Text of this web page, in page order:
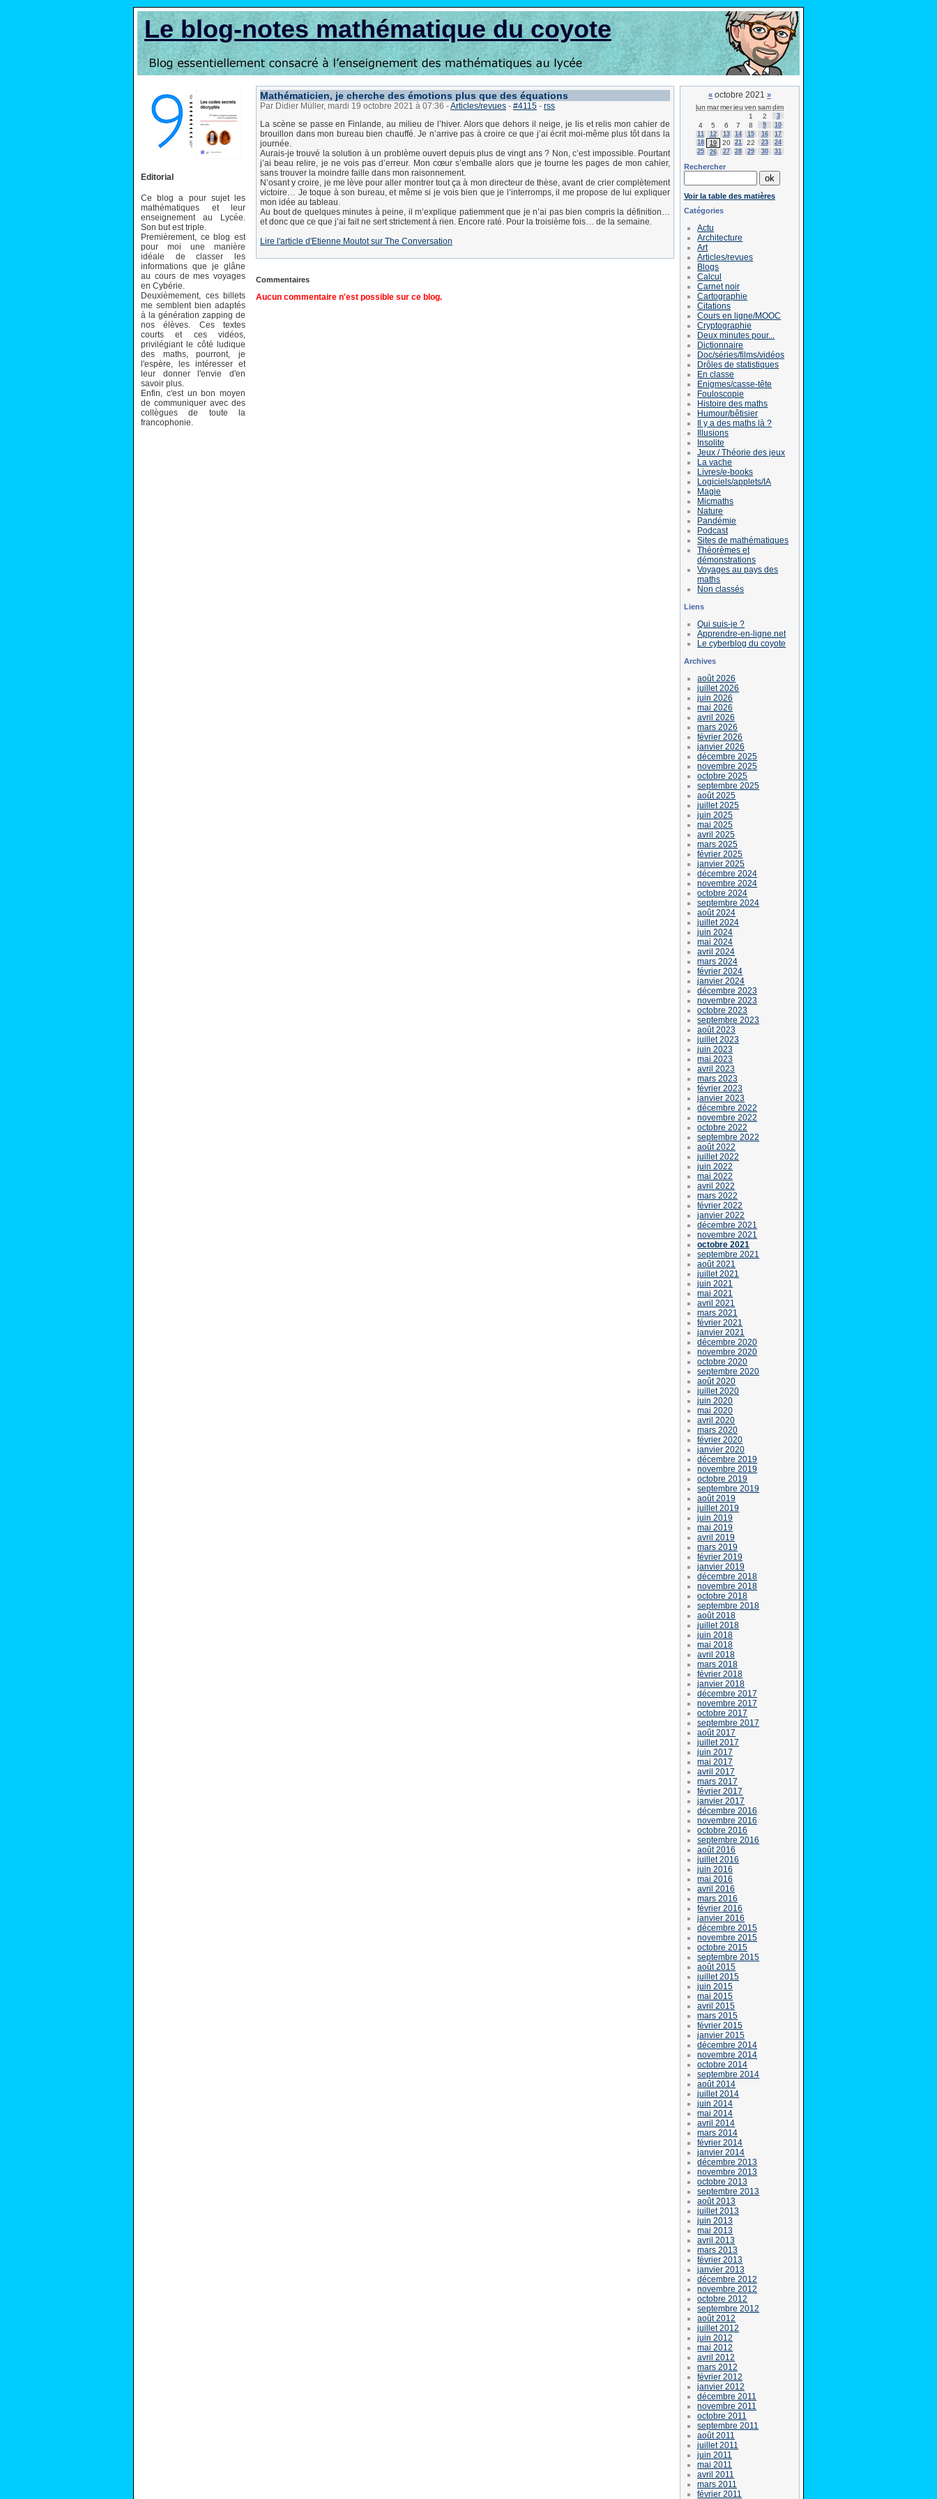
Le blog-notes mathématique du coyote
Editorial
Ce blog a pour sujet les
mathématiques et leur
enseignement au Lycée.
Son but est triple.
Premièrement, ce blog est
pour moi une manière
idéale de classer les
informations que je glâne
au cours de mes voyages
en Cybérie.
Deuxièmement, ces billets
me semblent bien adaptés
à la génération zapping de
nos élèves. Ces textes
courts et ces vidéos,
privilégiant le côté ludique
des maths, pourront, je
l'espère, les intéresser et
leur donner l'envie d'en
savoir plus.
Enfin, c'est un bon moyen
de communiquer avec des
collègues de toute la
francophonie.
Mathématicien, je cherche des émotions plus que des équations
Par Didier Müller, mardi 19 octobre 2021 à 07:36 -Articles/revues - #4115 - rss
La scène se passe en Finlande, au milieu de l’hiver. Alors que dehors il neige, je lis et relis mon cahier de
brouillon dans mon bureau bien chauffé. Je n’arrive pas à croire ce que j’ai écrit moi-même plus tôt dans la
journée.
Aurais-je trouvé la solution à un problème ouvert depuis plus de vingt ans ? Non, c’est impossible. Pourtant
j’ai beau relire, je ne vois pas d’erreur. Mon cœur s’emballe alors que je tourne les pages de mon cahier,
sans trouver la moindre faille dans mon raisonnement.
N’osant y croire, je me lève pour aller montrer tout ça à mon directeur de thèse, avant de crier complètement
victoire… Je toque à son bureau, et même si je vois bien que je l’interromps, il me propose de lui expliquer
mon idée au tableau.
Au bout de quelques minutes à peine, il m’explique patiemment que je n’ai pas bien compris la définition…
et donc que ce que j’ai fait ne sert strictement à rien. Encore raté. Pour la troisième fois… de la semaine.
Lire l'article d'Etienne Moutot sur The Conversation
Commentaires
Aucun commentaire n'est possible sur ce blog.
« octobre 2021 »
lun marmerjeu ven samdim
1
2 3
4 5 6 7 8 9
10
11
12 13 14 15 16
17
18
19 20 21 22 23
24
25
26 27 28 29 30 31
Rechercher
Voir la table des matières
Catégories
Actu
Architecture
Art
Articles/revues
Blogs
Calcul
Carnet noir
Cartographie
Citations
Cours en ligne/MOOC
Cryptographie
Deux minutes pour...
Dictionnaire
Doc/séries/films/vidéos
Drôles de statistiques
En classe
Enigmes/casse-tête
Fouloscopie
Histoire des maths
Humour/bêtisier
Il y a des maths là ?
Illusions
Insolite
Jeux / Théorie des jeux
La vache
Livres/e-books
Logiciels/applets/IA
Magie
Micmaths
Nature
Pandémie
Podcast
Sites de mathématiques
Théorèmes et
démonstrations
Voyages au pays des
maths
Non classés
Liens
Qui suis-je ?
Apprendre-en-ligne.net
Le cyberblog du coyote
Archives
août 2026
juillet 2026
juin 2026
mai 2026
avril 2026
mars 2026
février 2026
janvier 2026
décembre 2025
novembre 2025
octobre 2025
septembre 2025
août 2025
juillet 2025
juin 2025
mai 2025
avril 2025
mars 2025
février 2025
janvier 2025
décembre 2024
novembre 2024
octobre 2024
septembre 2024
août 2024
juillet 2024
juin 2024
mai 2024
avril 2024
mars 2024
février 2024
janvier 2024
décembre 2023
novembre 2023
octobre 2023
septembre 2023
août 2023
juillet 2023
juin 2023
mai 2023
avril 2023
mars 2023
février 2023
janvier 2023
décembre 2022
novembre 2022
octobre 2022
septembre 2022
août 2022
juillet 2022
juin 2022
mai 2022
avril 2022
mars 2022
février 2022
janvier 2022
décembre 2021
novembre 2021
octobre 2021
septembre 2021
août 2021
juillet 2021
juin 2021
mai 2021
avril 2021
mars 2021
février 2021
janvier 2021
décembre 2020
novembre 2020
octobre 2020
septembre 2020
août 2020
juillet 2020
juin 2020
mai 2020
avril 2020
mars 2020
février 2020
janvier 2020
décembre 2019
novembre 2019
octobre 2019
septembre 2019
août 2019
juillet 2019
juin 2019
mai 2019
avril 2019
mars 2019
février 2019
janvier 2019
décembre 2018
novembre 2018
octobre 2018
septembre 2018
août 2018
juillet 2018
juin 2018
mai 2018
avril 2018
mars 2018
février 2018
janvier 2018
décembre 2017
novembre 2017
octobre 2017
septembre 2017
août 2017
juillet 2017
juin 2017
mai 2017
avril 2017
mars 2017
février 2017
janvier 2017
décembre 2016
novembre 2016
octobre 2016
septembre 2016
août 2016
juillet 2016
juin 2016
mai 2016
avril 2016
mars 2016
février 2016
janvier 2016
décembre 2015
novembre 2015
octobre 2015
septembre 2015
août 2015
juillet 2015
juin 2015
mai 2015
avril 2015
mars 2015
février 2015
janvier 2015
décembre 2014
novembre 2014
octobre 2014
septembre 2014
août 2014
juillet 2014
juin 2014
mai 2014
avril 2014
mars 2014
février 2014
janvier 2014
décembre 2013
novembre 2013
octobre 2013
septembre 2013
août 2013
juillet 2013
juin 2013
mai 2013
avril 2013
mars 2013
février 2013
janvier 2013
décembre 2012
novembre 2012
octobre 2012
septembre 2012
août 2012
juillet 2012
juin 2012
mai 2012
avril 2012
mars 2012
février 2012
janvier 2012
décembre 2011
novembre 2011
octobre 2011
septembre 2011
août 2011
juillet 2011
juin 2011
mai 2011
avril 2011
mars 2011
février 2011